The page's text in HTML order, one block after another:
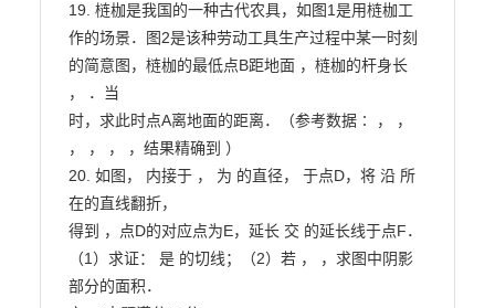
19. 梿枷是我国的一种古代农具，如图1是用梿枷工
作的场景．图2是该种劳动工具生产过程中某一时刻
的简意图，梿枷的最低点B距地面 ，梿枷的杆身长
， ．当
时，求此时点A离地面的距离．（参考数据∶ ， ，
， ， ， ，结果精确到 ）
20. 如图， 内接于 ， 为 的直径， 于点D，将 沿 所
在的直线翻折，
得到 ，点D的对应点为E，延长 交 的延长线于点F．
（1）求证： 是 的切线；（2）若 ， ，求图中阴影
部分的面积．